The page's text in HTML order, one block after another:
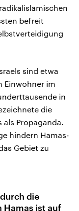
befreit
sind etwa
Einwohner im
in
die
Propaganda.
hindern Hamas-
Gebiet zu
die
ist auf